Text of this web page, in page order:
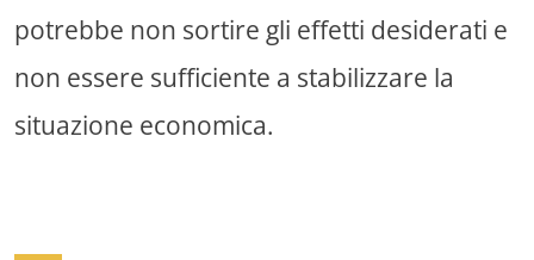
potrebbe non sortire gli effetti desiderati e
non essere sufficiente a stabilizzare la
situazione economica.